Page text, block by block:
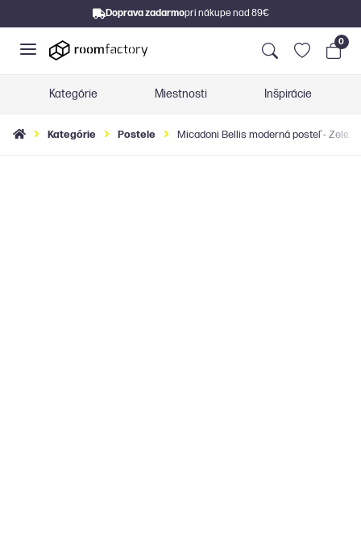
Doprava zadarmopri nákupe nad 89€
0
Kategórie Miestnosti Inšpirácie
Kategórie Postele Micadoni Bellis moderná posteľ -